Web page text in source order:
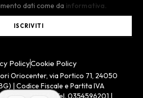
dati come da informativa.
ISCRIVITI
PolicyCookie Policy
Oriocenter, via Portico 71, 24050
| Codice Fiscale e Partita IVA
BG n. 311654 | Tel. 0354596201 |